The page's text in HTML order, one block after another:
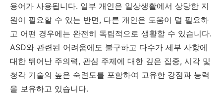
용어가 사용됩니다. 일부 개인은 일상생활에서 상당한 지
원이 필요할 수 있는 반면, 다른 개인은 도움이 덜 필요하
고 어떤 경우에는 완전히 독립적으로 생활할 수 있습니다.
ASD와 관련된 어려움에도 불구하고 다수가 세부 사항에
대한 뛰어난 주의력, 관심 주제에 대한 깊은 집중, 시각 및
청각 기술의 높은 숙련도를 포함하여 고유한 강점과 능력
을 보유하고 있습니다.